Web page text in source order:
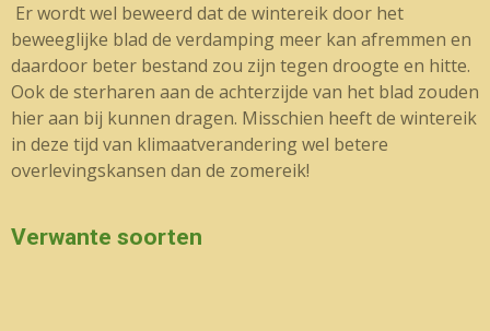
Er wordt wel beweerd dat de wintereik door het
beweeglijke blad de verdamping meer kan afremmen en
daardoor beter bestand zou zijn tegen droogte en hitte.
Ook de sterharen aan de achterzijde van het blad zouden
hier aan bij kunnen dragen. Misschien heeft de wintereik
in deze tijd van klimaatverandering wel betere
overlevingskansen dan de zomereik!
Verwante soorten